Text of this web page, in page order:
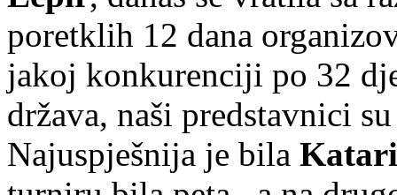
poretklih 12 dana
jakoj konkurenciji po 32
država, naši predstavnici
Najuspješnija je bila